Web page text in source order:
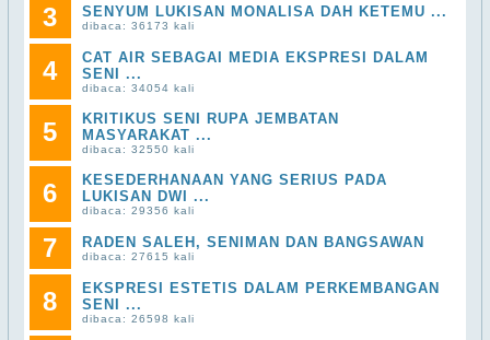
3 SENYUM LUKISAN MONALISA DAH KETEMU ...
dibaca: 36173 kali
4
CAT AIR SEBAGAI MEDIA EKSPRESI DALAM
SENI ...
dibaca: 34054 kali
5
KRITIKUS SENI RUPA JEMBATAN
MASYARAKAT ...
dibaca: 32550 kali
6
KESEDERHANAAN YANG SERIUS PADA
LUKISAN DWI ...
dibaca: 29356 kali
7 RADEN SALEH, SENIMAN DAN BANGSAWAN
dibaca: 27615 kali
8
EKSPRESI ESTETIS DALAM PERKEMBANGAN
SENI ...
dibaca: 26598 kali